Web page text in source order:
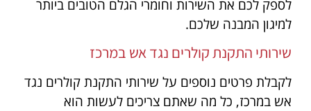
לספק לכם את השירות וחומרי הגלם הטובים ביותר
למיגון המבנה שלכם.
שירותי התקנת קולרים נגד אש במרכז
לקבלת פרטים נוספים על שירותי התקנת קולרים נגד
אש במרכז, כל מה שאתם צריכים לעשות הוא